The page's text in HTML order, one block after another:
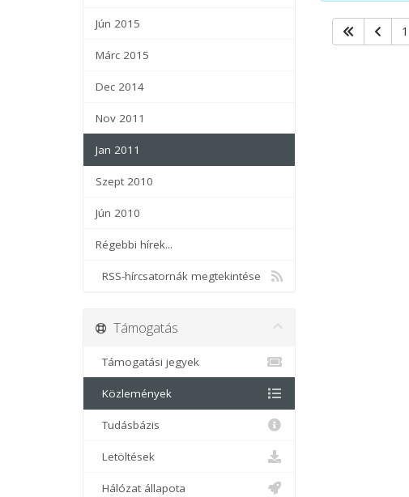
Jún 2015
Márc 2015
Dec 2014
Nov 2011
Jan 2011
Szept 2010
Jún 2010
Régebbi hírek...
RSS-hírcsatornák megtekintése
1
Támogatás
Támogatási jegyek
Közlemények
Tudásbázis
Letöltések
Hálózat állapota